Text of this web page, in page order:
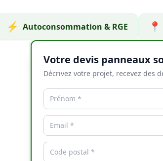
⚡ Autoconsommation & RGE 📍
Votre devis panneaux
Décrivez votre projet, recevez des